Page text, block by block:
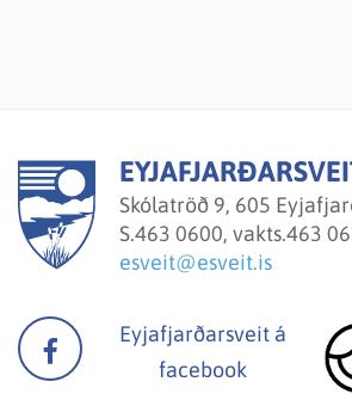
Skólatröð 9, 605
S.463 0600, vakts.463
esveit@esveit.is
Eyjafjarðarsveit á
facebook